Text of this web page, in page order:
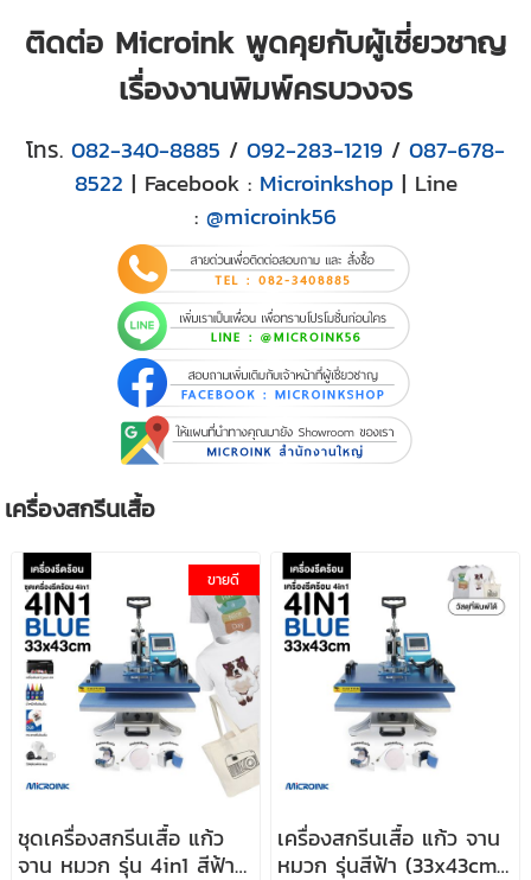
ติดต่อ Microink พูดคุยกับผู้เชี่ยวชาญ
เรื่องงานพิมพ์ครบวงจร
โทร. 082-340-8885 / 092-283-1219 / 087-678-
8522 | Facebook : Microinkshop| Line
: @microink56
เครื่องสกรีนเสื้อ
ขายดี
ชุดเครื่องสกรีนเสื้อ แก้ว
จาน หมวก รุ่น 4in1 สีฟ้า
เครื่องสกรีนเสื้อ แก้ว จาน
หมวก รุ่นสีฟ้า (33x43cm)